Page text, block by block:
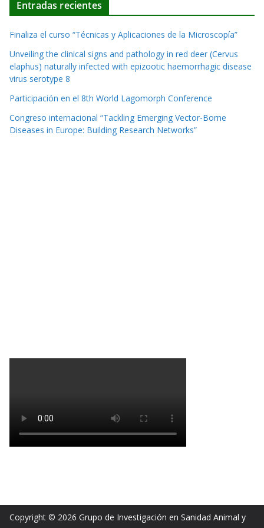
Entradas recientes
Finaliza el curso “Técnicas y Aplicaciones de la Microscopía”
Unveiling the clinical signs and pathology in red deer (Cervus
elaphus) naturally infected with epizootic haemorrhagic disease
virus serotype 8
Participación en el 8th World Lagomorph Conference
Congreso internacional “Tackling Emerging Vector-Borne
Diseases in Europe: Building Research Networks”
Copyright © 2026 Grupo de Investigación en Sanidad Animal y